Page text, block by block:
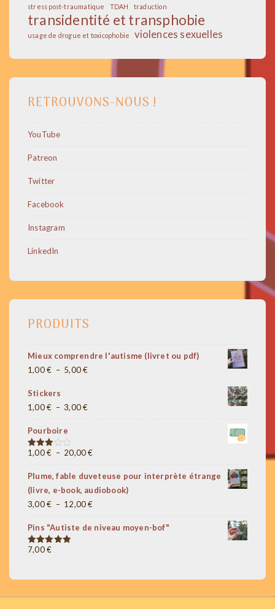
stress post-traumatique
TDAH traduction
transidentité et transphobie
usage de drogue et toxicophobie violences sexuelles
RETROUVONS-NOUS !
YouTube
Patreon
Twitter
Facebook
Instagram
LinkedIn
PRODUITS
Mieux comprendre l'autisme (livret ou pdf)
1,00€ – 5,00€Plage
1,00 €
Stickers
1,00€ – 3,00€Plage
1,00 €
3,00 €
Pourboire
Note
1,00€ – 20,00€Plage
prix :
1,00 €
à
20,00 €
Plume, fable duveteuse pour interprète étrange
(livre, e-book, audiobook)
3,00€ – 12,00€Plage
prix :
Pins "Autiste de niveau moyen-bof"
Note5.00
7,00€